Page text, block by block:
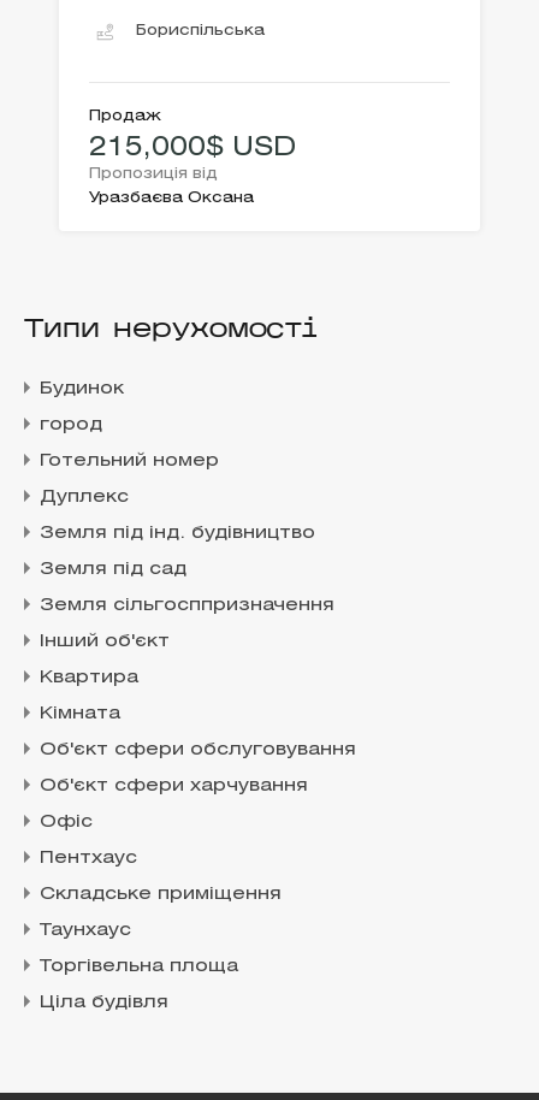
Бориспільська
Продаж
215,000$ USD
Пропозиція від
Уразбаєва Оксана
Типи нерухомості
Будинок
город
Готельний номер
Дуплекс
Земля під інд. будівництво
Земля під сад
Земля сільгосппризначення
Інший об'єкт
Квартира
Кімната
Об'єкт сфери обслуговування
Об'єкт сфери харчування
Офіс
Пентхаус
Складське приміщення
Таунхаус
Торгівельна площа
Ціла будівля